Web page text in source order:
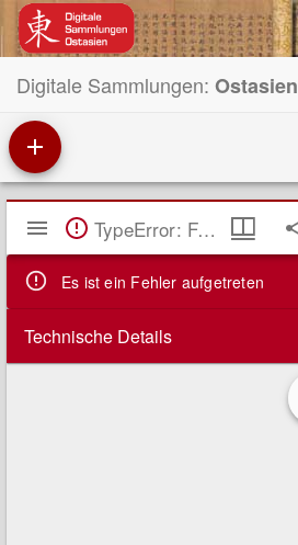
Digitale Sammlungen: Ostasien
Mirador
Viewer TypeError: Failed to fetch
Es ist ein Fehler aufgetreten
Technische Details